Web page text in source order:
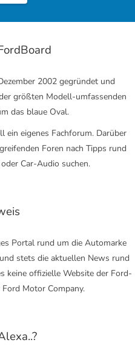
2002 gegründet und
größten Modell-umfassenden
das blaue Oval.
ein eigenes Fachforum. Darüber
Foren nach Tipps rund
Car-Audio suchen.
Portal rund um die Automarke
stets die aktuellen News rund
keine offizielle Website der Ford-
Motor Company.